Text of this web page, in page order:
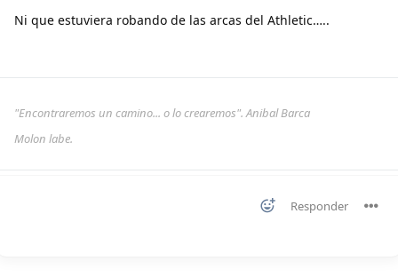
Ni que estuviera robando de las arcas del Athletic…..
"Encontraremos un camino... o lo crearemos". Anibal Barca
Molon labe.
Responder